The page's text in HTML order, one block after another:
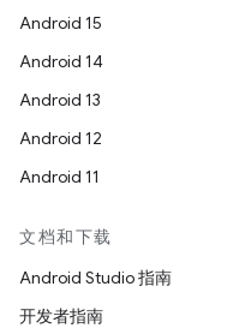
Android 15
Android 14
Android 13
Android 12
Android 11
文档和下载
Android Studio 指南
开发者指南